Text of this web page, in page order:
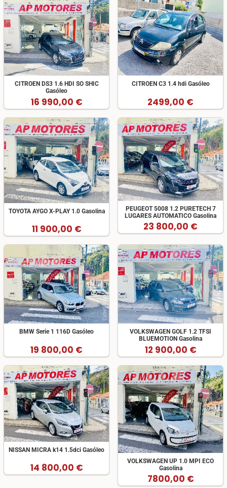
CITROEN DS3 1.6 HDI SO SHIC
Gasóleo
16 990,00 €
CITROEN C3 1.4 hdi Gasóleo
2499,00 €
TOYOTA AYGO X-PLAY 1.0 Gasolina
11 900,00 €
PEUGEOT 5008 1.2 PURETECH 7
LUGARES AUTOMATICO Gasolina
23 800,00 €
BMW Serie 1 116D Gasóleo
19 800,00 €
VOLKSWAGEN GOLF 1.2 TFSI
BLUEMOTION Gasolina
12 900,00 €
NISSAN MICRA k14 1.5dci Gasóleo
14 800,00 €
VOLKSWAGEN UP 1.0 MPI ECO
Gasolina
7800,00 €